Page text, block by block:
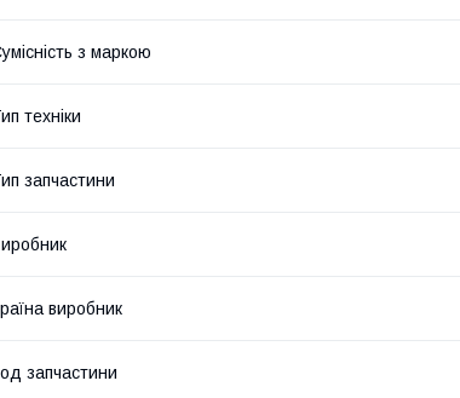
з маркою
техніки
запчастини
виробник
запчастини